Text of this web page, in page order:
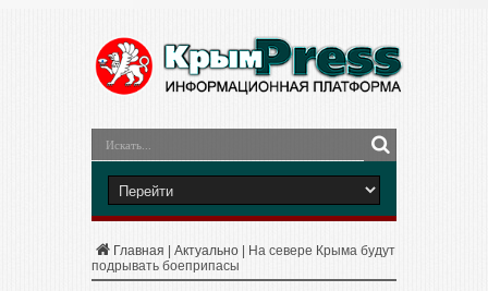
Главная Актуально
На севере Крыма будут
подрывать боеприпасы